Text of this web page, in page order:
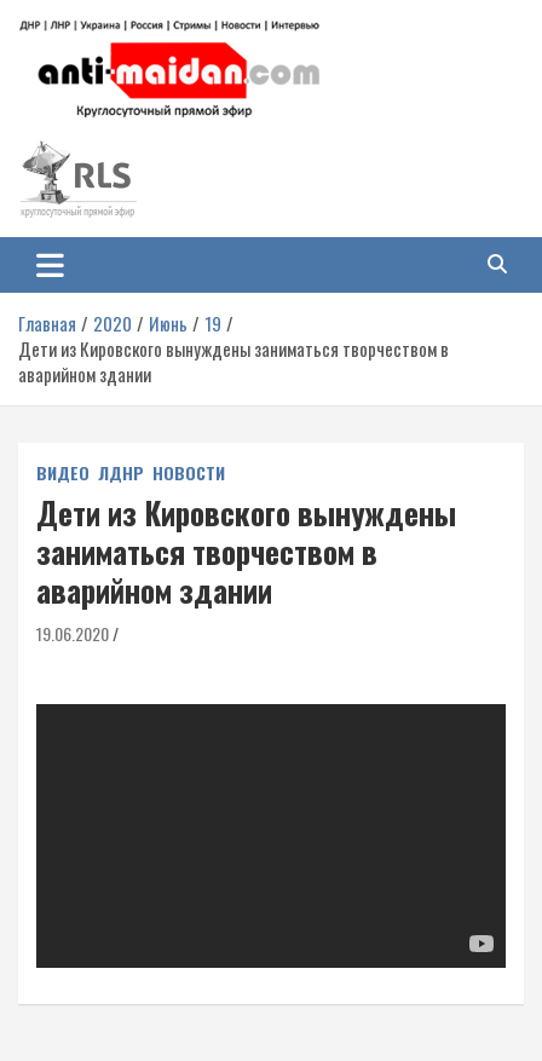
содержимому
Антимайдан: Гражданская война
на Украине
гражданской войне на Украине, включая события в Новороссии, ДНР,
ЛНР и других регионах.
Главная 2020 Июнь
19
Дети из Кировского вынуждены заниматься творчеством в
аварийном здании
ВИДЕО ЛДНР НОВОСТИ
Дети из Кировского вынуждены
заниматься творчеством в
аварийном здании
19.06.2020